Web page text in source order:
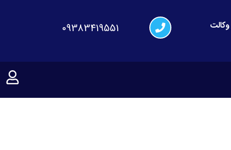
– طبقه سوم – واحد14 – دفتر وکالت
09383419551